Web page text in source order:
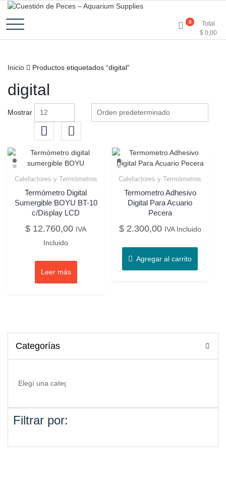
Cuestión de Peces –
Aquarium Supplies
0
Total
$ 0,00
Inicio Productos etiquetados “digital”
digital
Mostrar
Calefactores y Termómetros
Termómetro Digital
Sumergible BOYU BT-10
c/Display LCD
$ 12.760,00 IVA
Incluido
Leer más
Calefactores y Termómetros
Termometro Adhesivo
Digital Para Acuario
Pecera
$2.300,00 IVA Incluido
Agregar al carrito
Categorías
Filtrar por: